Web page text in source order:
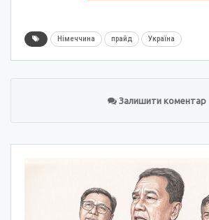
Німеччина прайд Україна
Залишити коментар